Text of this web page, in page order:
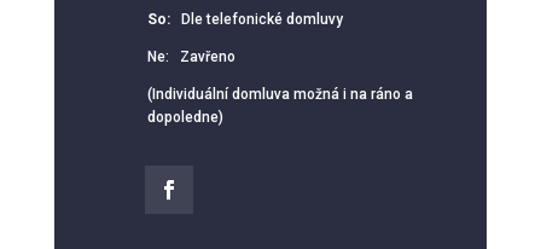
So: Dle telefonické domluvy
Ne: Zavřeno
(Individuální domluva možná i na ráno a
dopoledne)